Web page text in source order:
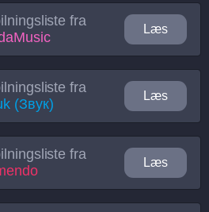
fra
Læs
fra
(Звук)
Læs
fra
Læs